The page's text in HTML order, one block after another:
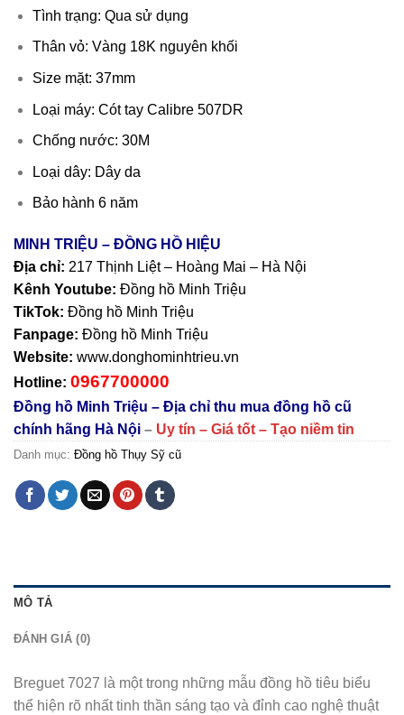
Tình trạng: Qua sử dụng
Thân vỏ: Vàng 18K nguyên khối
Size mặt: 37mm
Loại máy: Cót tay Calibre 507DR
Chống nước: 30M
Loại dây: Dây da
Bảo hành 6 năm
MINH TRIỆU – ĐỒNG HỒ HIỆU
Địa chỉ: 217 Thịnh Liệt – Hoàng Mai – Hà Nội
Kênh Youtube: Đồng hồ Minh Triệu
TikTok: Đồng hồ Minh Triệu
Fanpage: Đồng hồ Minh Triệu
Website: www.donghominhtrieu.vn
Hotline: 0967700000
Đồng hồ Minh Triệu – Địa chỉ thu mua đồng hồ cũ
chính hãng Hà Nội – Uy tín – Giá tốt – Tạo niềm tin
Danh mục: Đồng hồ Thụy Sỹ cũ
MÔ TẢ
ĐÁNH GIÁ (0)
Breguet 7027 là một trong những mẫu đồng hồ tiêu biểu
thể hiện rõ nhất tinh thần sáng tạo và đỉnh cao nghệ thuật